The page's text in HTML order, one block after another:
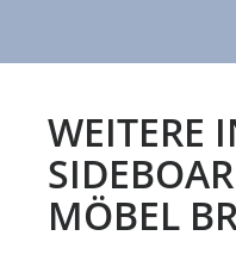
WEITERE
MÖBEL